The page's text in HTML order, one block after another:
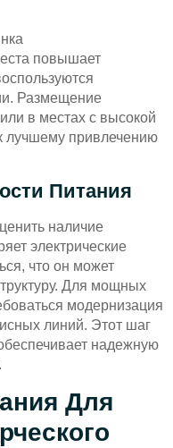
повышает
Размещение
в местах с высокой
лучшему привлечению
Питания
наличие
электрические
что он может
Для мощных
модернизация
линий. Этот шаг
надежную
Для